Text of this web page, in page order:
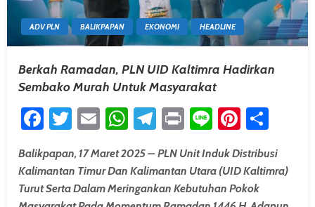
ADV PLN BALIKPAPAN EKONOMI HEADLINE
Berkah Ramadan, PLN UID Kaltimra Hadirkan
Sembako Murah Untuk Masyarakat
Facebook
Twitter
EmailWhatsApp
Telegram
PrintLine
Balikpapan, 17 Maret 2025 – PLN Unit Induk Distribusi
Kalimantan Timur Dan Kalimantan Utara (UID Kaltimra)
Turut Serta Dalam Meringankan Kebutuhan Pokok